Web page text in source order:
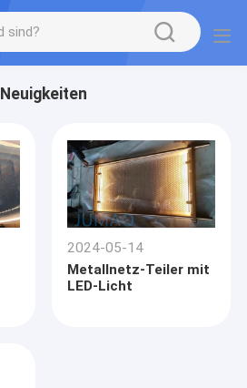
Neuigkeiten
2024-05-14
Metallnetz-Teiler mit
LED-Licht